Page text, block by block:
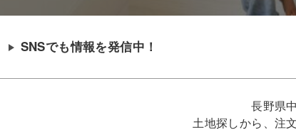
SNSでも情報を発信中！
長野県
土地探しから、注